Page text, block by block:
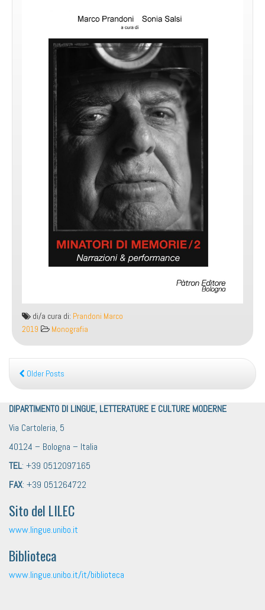
di/a cura di: Prandoni Marco
2019
Monografia
Older Posts
DIPARTIMENTO DI LINGUE, LETTERATURE E CULTURE MODERNE
Via Cartoleria, 5
40124 – Bologna – Italia
TEL: +39 0512097165
FAX: +39 051264722
Sito del LILEC
www.lingue.unibo.it
Biblioteca
www.lingue.unibo.it/it/biblioteca